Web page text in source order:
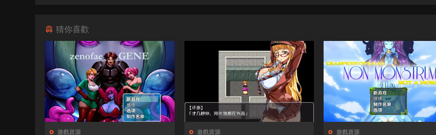
猜你喜歡
遊戲資源 遊戲資源 遊戲資源